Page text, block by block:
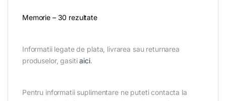
Memorie – 30 rezultate
Informatii legate de plata, livrarea sau returnarea
produselor, gasitiaici.
Pentru informatii suplimentare ne puteti contacta la